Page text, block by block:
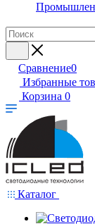
Сравнение0
Избранные
Корзина 0
Каталог